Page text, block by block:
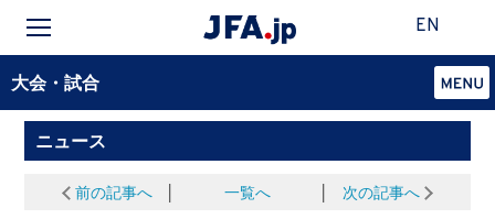
EN
大会・試合
ニュース
前の記事へ 一覧へ 次の記事へ